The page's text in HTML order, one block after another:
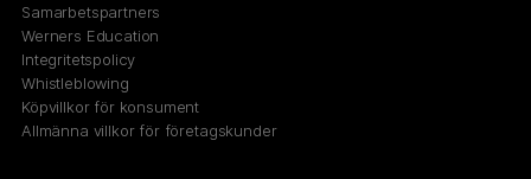
Samarbetspartners
Werners Education
Integritetspolicy
Whistleblowing
Köpvillkor för konsument
Allmänna villkor för företagskunder